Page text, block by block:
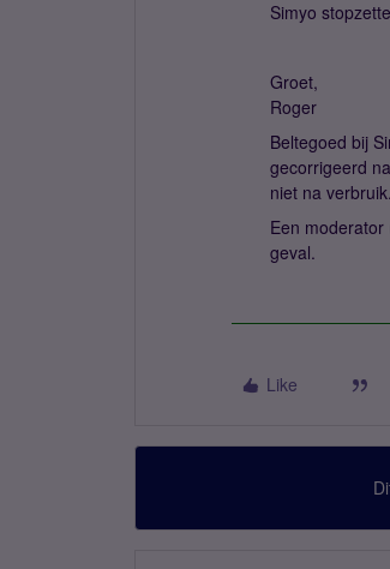
Simyo
Groet,
Roger
Beltegoed bij
gecorrigeerd
niet na verbruik.
Een
geval.
Like